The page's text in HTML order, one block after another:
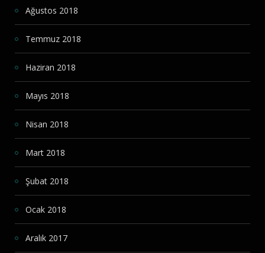
Ağustos 2018
Temmuz 2018
Haziran 2018
Mayıs 2018
Nisan 2018
Mart 2018
Şubat 2018
Ocak 2018
Aralık 2017